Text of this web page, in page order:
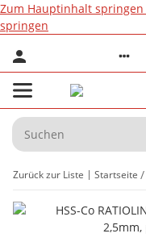
Zum Hauptinhalt springen
springen
Zurück zur Liste Startseite